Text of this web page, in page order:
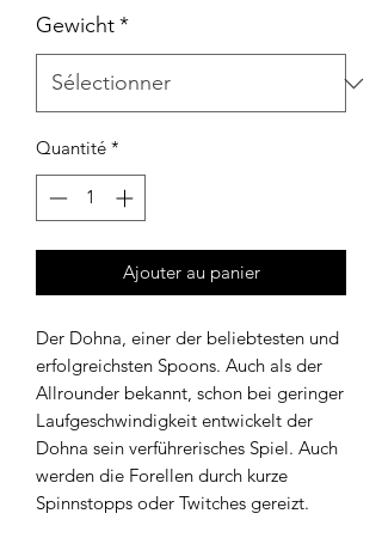
Gewicht*
Quantité *
Ajouter au panier
Der Dohna, einer der beliebtesten und
erfolgreichsten Spoons. Auch als der
Allrounder bekannt, schon bei geringer
Laufgeschwindigkeit entwickelt der
Dohna sein verführerisches Spiel. Auch
werden die Forellen durch kurze
Spinnstopps oder Twitches gereizt.